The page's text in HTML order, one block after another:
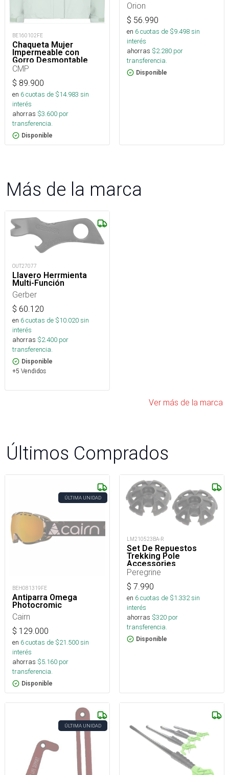
BE160102FE
Chaqueta Mujer
Impermeable con
Gorro Desmontable
CMP
$ 89.900
en 6cuotas de $14.983 sin
interés
ahorras $3.600 por
transferencia.
Disponible
Orion
$ 56.990
en 6cuotas de $9.498sin
interés
ahorras $2.280 por
transferencia.
Disponible
Más de la marca
OUT27077
Llavero Herrmienta
Multi-Función
Gerber
$ 60.120
en 6cuotas de $10.020sin
interés
ahorras $2.400 por
transferencia.
Disponible
+5 Vendidos
Ver más de la marca
Últimos Comprados
ÚLTIMA UNIDAD
BEH081319FE
Antiparra Omega
Photocromic
Cairn
$ 129.000
en 6cuotas de $21.500sin
interés
ahorras $5.160 por
transferencia.
Disponible
LM210523BA-R
Set De Repuestos
Trekking Pole
Accessories
Peregrine
$ 7.990
en 6cuotas de $1.332sin
interés
ahorras $320 por
transferencia.
Disponible
ÚLTIMA UNIDAD